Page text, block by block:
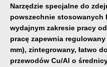
Narzędzie specjalne do
powszechnie stosowanych
wydajnym zakresie pracy
pracę zapewnia
mm), zintegrowany, łatwo
przewodów Cu/Al o